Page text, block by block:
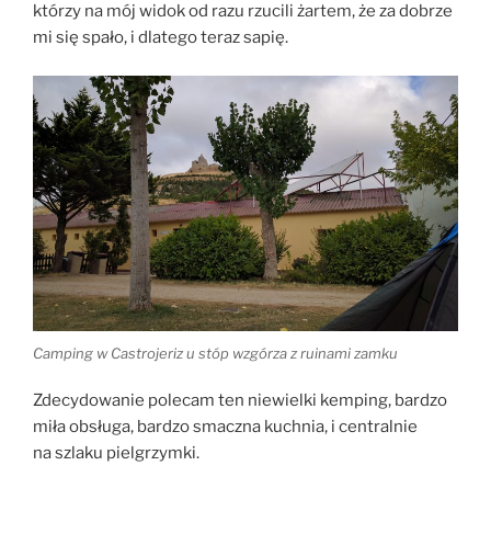
którzy na mój widok od razu rzucili żartem, że za dobrze
mi się spało, i dlatego teraz sapię.
Camping w Castrojeriz u stóp wzgórza z ruinami zamku
Zdecydowanie polecam ten niewielki kemping, bardzo
miła obsługa, bardzo smaczna kuchnia, i centralnie
na szlaku pielgrzymki.